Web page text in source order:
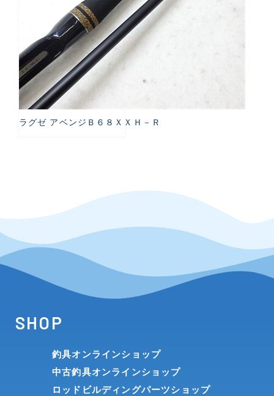
ラグゼ アベンジＢ６８ＸＸＨ－Ｒ
SHOP
釣具オンラインショップ
中古釣具オンラインショップ
ロッドビルディングパーツショップ